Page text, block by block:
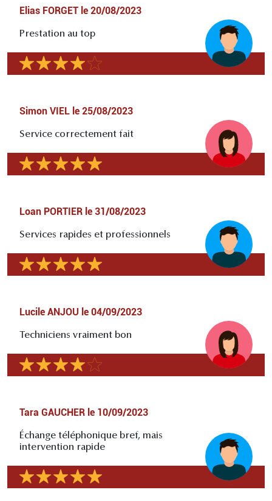
Elias FORGET le 20/08/2023
Prestation au top
Simon VIEL le 25/08/2023
Service correctement fait
Loan PORTIER le 31/08/2023
Services rapides et professionnels
Lucile ANJOU le 04/09/2023
Techniciens vraiment bon
Tara GAUCHER le 10/09/2023
Échange téléphonique bref, mais
intervention rapide